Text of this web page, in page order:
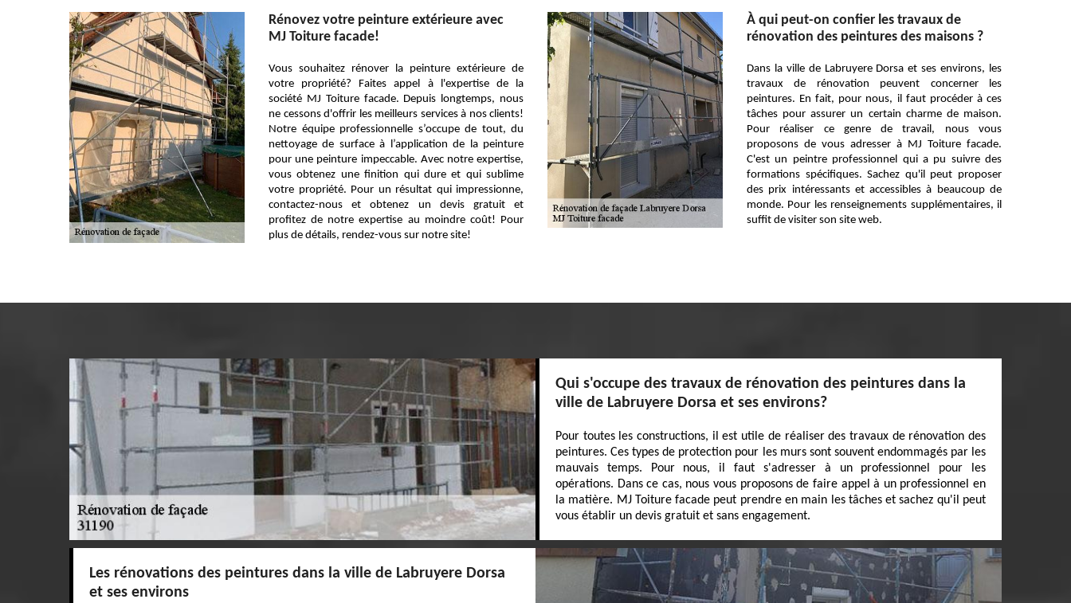
Rénovez votre peinture extérieure avec
MJ Toiture facade!
Vous souhaitez rénover la peinture extérieure de
votre propriété? Faites appel à l'expertise de la
société MJ Toiture facade. Depuis longtemps, nous
ne cessons d'offrir les meilleurs services à nos clients!
Notre équipe professionnelle s’occupe de tout, du
nettoyage de surface à l’application de la peinture
pour une peinture impeccable. Avec notre expertise,
vous obtenez une finition qui dure et qui sublime
votre propriété. Pour un résultat qui impressionne,
contactez-nous et obtenez un devis gratuit et
profitez de notre expertise au moindre coût! Pour
plus de détails, rendez-vous sur notre site!
À qui peut-on confier les travaux de
rénovation des peintures des maisons ?
Dans la ville de Labruyere Dorsa et ses environs, les
travaux de rénovation peuvent concerner les
peintures. En fait, pour nous, il faut procéder à ces
tâches pour assurer un certain charme de maison.
Pour réaliser ce genre de travail, nous vous
proposons de vous adresser à MJ Toiture facade.
C'est un peintre professionnel qui a pu suivre des
formations spécifiques. Sachez qu'il peut proposer
des prix intéressants et accessibles à beaucoup de
monde. Pour les renseignements supplémentaires, il
suffit de visiter son site web.
Qui s'occupe des travaux de rénovation des peintures dans la
ville de Labruyere Dorsa et ses environs?
Pour toutes les constructions, il est utile de réaliser des travaux de rénovation des
peintures. Ces types de protection pour les murs sont souvent endommagés par les
mauvais temps. Pour nous, il faut s'adresser à un professionnel pour les
opérations. Dans ce cas, nous vous proposons de faire appel à un professionnel en
la matière. MJ Toiture facade peut prendre en main les tâches et sachez qu'il peut
vous établir un devis gratuit et sans engagement.
Les rénovations des peintures dans la ville de Labruyere Dorsa
et ses environs